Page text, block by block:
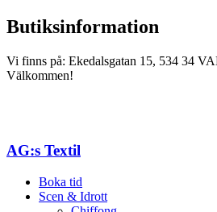
Butiksinformation
Vi finns på: Ekedalsgatan 15, 534 34
Välkommen!
AG:s Textil
Boka tid
Scen & Idrott